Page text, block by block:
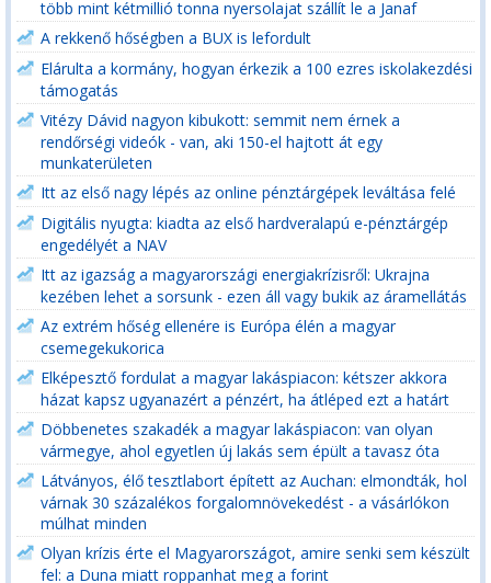
több mint kétmillió tonna nyersolajat szállít le a Janaf
A rekkenő hőségben a BUX is lefordult
Elárulta a kormány, hogyan érkezik a 100 ezres iskolakezdési
támogatás
Vitézy Dávid nagyon kibukott: semmit nem érnek a
rendőrségi videók - van, aki 150-el hajtott át egy
munkaterületen
Itt az első nagy lépés az online pénztárgépek leváltása felé
Digitális nyugta: kiadta az első hardveralapú e-pénztárgép
engedélyét a NAV
Itt az igazság a magyarországi energiakrízisről: Ukrajna
kezében lehet a sorsunk - ezen áll vagy bukik az áramellátás
Az extrém hőség ellenére is Európa élén a magyar
csemegekukorica
Elképesztő fordulat a magyar lakáspiacon: kétszer akkora
házat kapsz ugyanazért a pénzért, ha átléped ezt a határt
Döbbenetes szakadék a magyar lakáspiacon: van olyan
vármegye, ahol egyetlen új lakás sem épült a tavasz óta
Látványos, élő tesztlabort épített az Auchan: elmondták, hol
várnak 30 százalékos forgalomnövekedést - a vásárlókon
múlhat minden
Olyan krízis érte el Magyarországot, amire senki sem készült
fel: a Duna miatt roppanhat meg a forint